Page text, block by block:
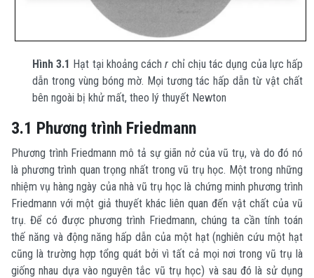
Hình 3.1 Hạt tại khoảng cáchr chỉ chịu tác dụng của lực hấp
dẫn trong vùng bóng mờ. Mọi tương tác hấp dẫn từ vật chất
bên ngoài bị khử mất, theo lý thuyết Newton
3.1 Phương trình Friedmann
Phương trình Friedmann mô tả sự giãn nở của vũ trụ, và do đó nó
là phương trình quan trọng nhất trong vũ trụ học. Một trong những
nhiệm vụ hàng ngày của nhà vũ trụ học là chứng minh phương trình
Friedmann với một giả thuyết khác liên quan đến vật chất của vũ
trụ. Để có được phương trình Friedmann, chúng ta cần tính toán
thế năng và động năng hấp dẫn của một hạt (nghiên cứu một hạt
cũng là trường hợp tổng quát bởi vì tất cả mọi nơi trong vũ trụ là
giống nhau dựa vào nguyên tắc vũ trụ học) và sau đó là sử dụng